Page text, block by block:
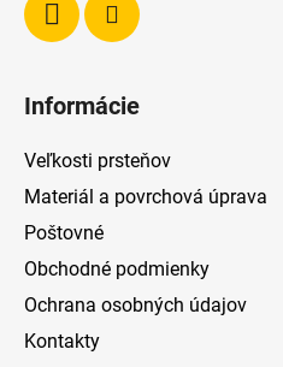
Informácie
Veľkosti prsteňov
Materiál a povrchová úprava
Poštovné
Obchodné podmienky
Ochrana osobných údajov
Kontakty